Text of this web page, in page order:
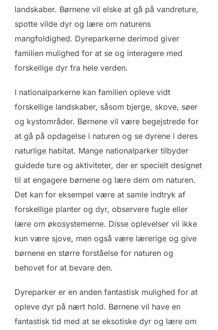
landskaber. Børnene vil elske at gå på vandreture,
spotte vilde dyr og lære om naturens
mangfoldighed. Dyreparkerne derimod giver
familien mulighed for at se og interagere med
forskellige dyr fra hele verden.
I nationalparkerne kan familien opleve vidt
forskellige landskaber, såsom bjerge, skove, søer
og kystområder. Børnene vil være begejstrede for
at gå på opdagelse i naturen og se dyrene i deres
naturlige habitat. Mange nationalparker tilbyder
guidede ture og aktiviteter, der er specielt designet
til at engagere børnene og lære dem om naturen.
Det kan for eksempel være at samle indtryk af
forskellige planter og dyr, observere fugle eller
lære om økosystemerne. Disse oplevelser vil ikke
kun være sjove, men også være lærerige og give
børnene en større forståelse for naturen og
behovet for at bevare den.
Dyreparker er en anden fantastisk mulighed for at
opleve dyr på nært hold. Børnene vil have en
fantastisk tid med at se eksotiske dyr og lære om